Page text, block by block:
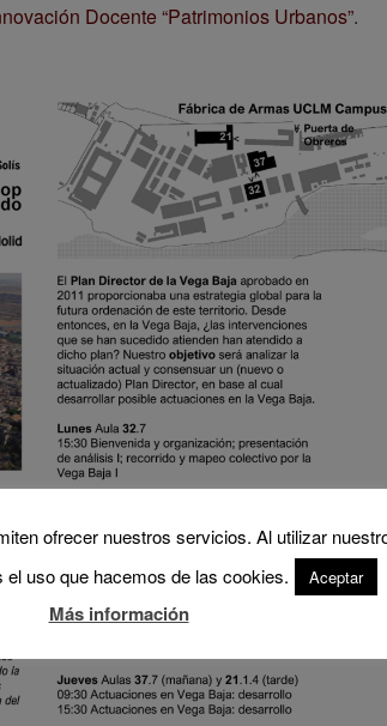
Docente “Patrimonios Urbanos”.
ofrecer nuestros servicios. Al utilizar
uso que hacemos de las cookies.
Aceptar
Más información